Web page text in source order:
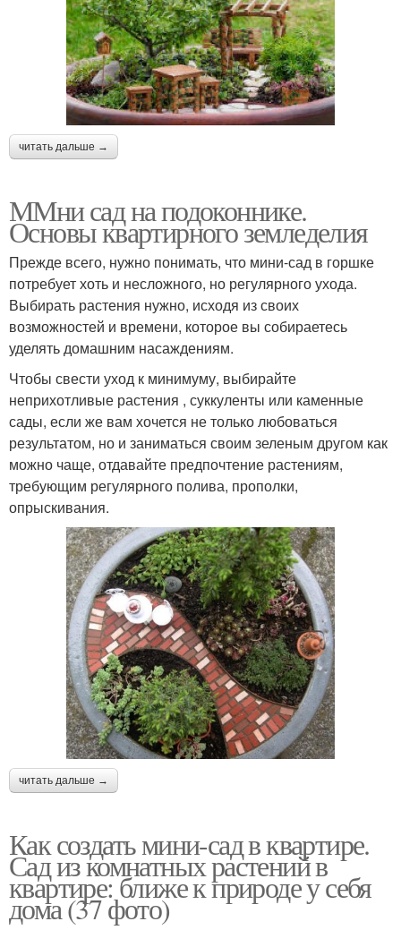
читать дальше →
ММни сад на подоконнике.
Основы квартирного земледелия
Прежде всего, нужно понимать, что мини-сад в горшке
потребует хоть и несложного, но регулярного ухода.
Выбирать растения нужно, исходя из своих
возможностей и времени, которое вы собираетесь
уделять домашним насаждениям.
Чтобы свести уход к минимуму, выбирайте
неприхотливые растения , суккуленты или каменные
сады, если же вам хочется не только любоваться
результатом, но и заниматься своим зеленым другом как
можно чаще, отдавайте предпочтение растениям,
требующим регулярного полива, прополки,
опрыскивания.
читать дальше →
Как создать мини-сад в квартире.
Сад из комнатных растений в
квартире: ближе к природе у себя
дома (37 фото)